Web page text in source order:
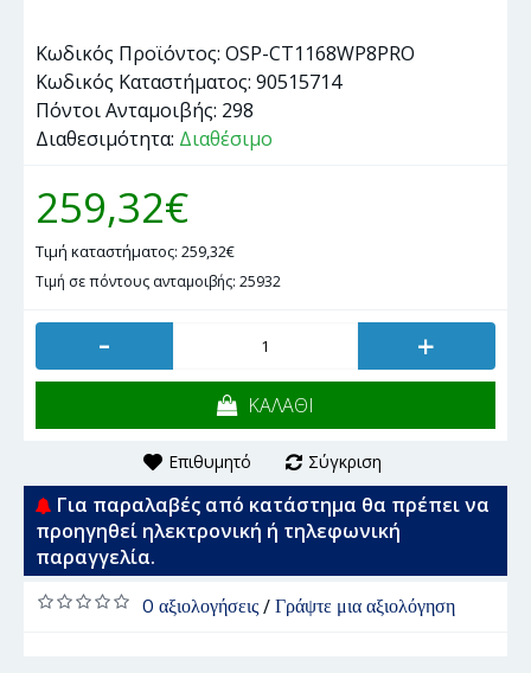
Κωδικός Προϊόντος: OSP-CT1168WP8PRO
Κωδικός Καταστήματος: 90515714
Πόντοι Ανταμοιβής: 298
Διαθεσιμότητα: Διαθέσιμο
259,32€
Τιμή καταστήματος: 259,32€
Τιμή σε πόντους ανταμοιβής: 25932
- +
ΚΑΛΑΘΙ
Επιθυμητό Σύγκριση
Για παραλαβές από κατάστημα θα πρέπει να
προηγηθεί ηλεκτρονική ή τηλεφωνική
παραγγελία.
0 αξιολογήσεις/ Γράψτε μια αξιολόγηση